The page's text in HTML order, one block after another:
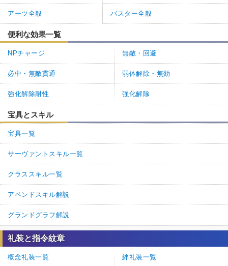
アーツ全般 バスター全般
便利な効果一覧
NPチャージ 無敵・回避
必中・無敵貫通 弱体解除・無効
強化解除耐性 強化解除
宝具とスキル
宝具一覧
サーヴァントスキル一覧
クラススキル一覧
アペンドスキル解説
グランドグラフ解説
礼装と指令紋章
概念礼装一覧 絆礼装一覧